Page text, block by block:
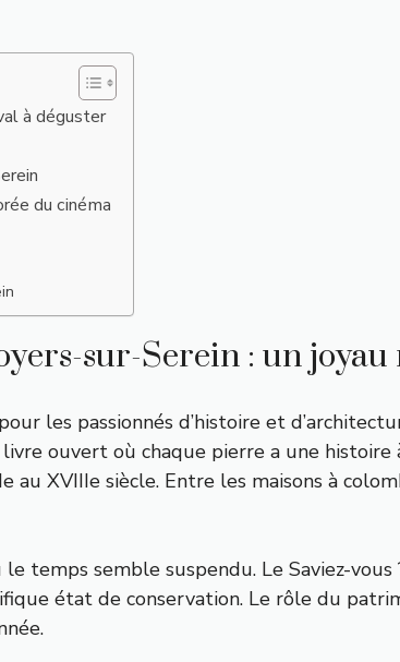
à déguster
du cinéma
sur-Serein : un joyau
les passionnés d’histoire et
ouvert où chaque pierre a une
XVIIIe siècle. Entre les maisons à
temps semble suspendu. Le Saviez-
état de conservation. Le rôle du